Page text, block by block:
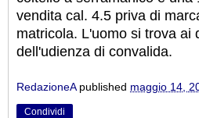
vendita cal. 4.5 priva di
matricola. L'uomo si trova ai
dell'udienza di convalida.
RedazioneA published maggio 14,
Condividi